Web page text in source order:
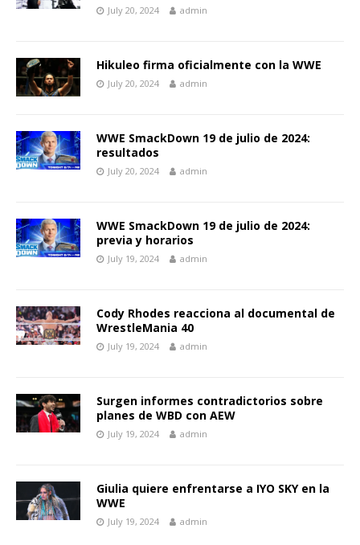
July 20, 2024 admin
Hikuleo firma oficialmente con la WWE
July 20, 2024 admin
WWE SmackDown 19 de julio de 2024:
resultados
July 20, 2024 admin
WWE SmackDown 19 de julio de 2024:
previa y horarios
July 19, 2024 admin
Cody Rhodes reacciona al documental de
WrestleMania 40
July 19, 2024 admin
Surgen informes contradictorios sobre
planes de WBD con AEW
July 19, 2024 admin
Giulia quiere enfrentarse a IYO SKY en la
WWE
July 19, 2024 admin